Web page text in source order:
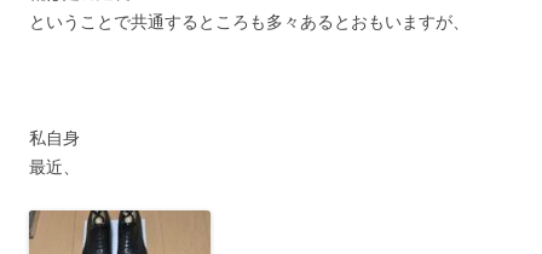
ということで共通するところも多々あるとおもいますが、
私自身
最近、